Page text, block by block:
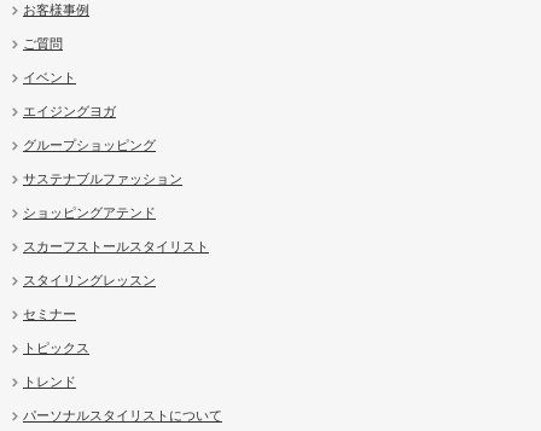
お客様事例
ご質問
イベント
エイジングヨガ
グループショッピング
サステナブルファッション
ショッピングアテンド
スカーフストールスタイリスト
スタイリングレッスン
セミナー
トピックス
トレンド
パーソナルスタイリストについて